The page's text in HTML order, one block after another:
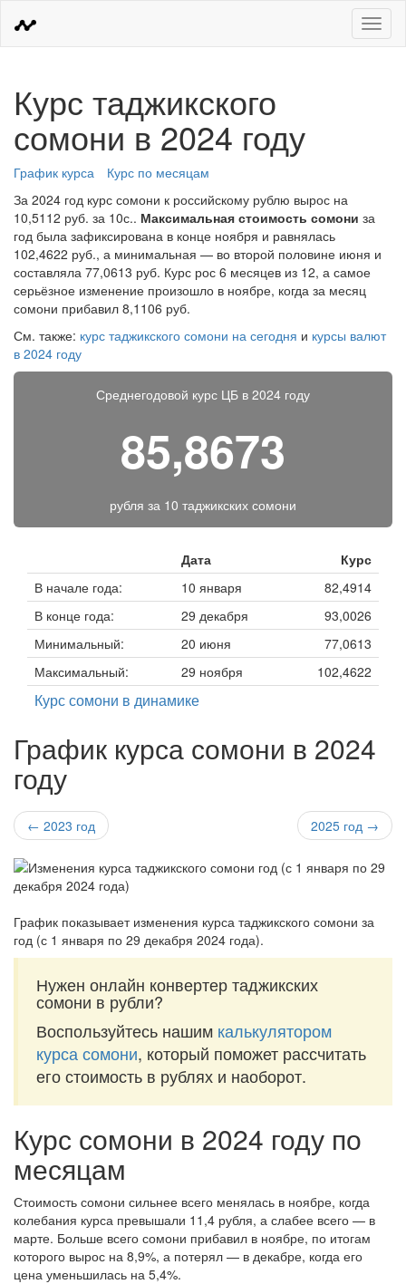
Меню
Курс таджикского
сомони в 2024 году
График курса
Курс по месяцам
За 2024 год курс сомони к российскому рублю вырос на
10,5112 руб. за 10с.. Максимальная стоимость сомони за
год была зафиксирована в конце ноября и равнялась
102,4622 руб., а минимальная — во второй половине июня и
составляла 77,0613 руб. Курс рос 6 месяцев из 12, а самое
серьёзное изменение произошло в ноябре, когда за месяц
сомони прибавил 8,1106 руб.
См. также: курс таджикского сомони на сегодня и курсы валют
в 2024 году
Среднегодовой курс ЦБ в 2024 году
85,8673
рубля за 10 таджикских сомони
Дата
Курс
В начале года:
10 января
82,4914
В конце года:
29 декабря
93,0026
Минимальный:
20 июня
77,0613
Максимальный:
29 ноября 102,4622
Курс сомони в динамике
График курса сомони в 2024
году
← 2023 год 2025 год →
График показывает изменения курса таджикского сомони за
год (с 1 января по 29 декабря 2024 года).
Нужен онлайн конвертер таджикских
сомони в рубли?
Воспользуйтесь нашим калькулятором
курса сомони, который поможет рассчитать
его стоимость в рублях и наоборот.
Курс сомони в 2024 году по
месяцам
Стоимость сомони сильнее всего менялась в ноябре, когда
колебания курса превышали 11,4 рубля, а слабее всего — в
марте. Больше всего сомони прибавил в ноябре, по итогам
которого вырос на 8,9%, а потерял — в декабре, когда его
цена уменьшилась на 5,4%.